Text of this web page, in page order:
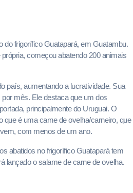
do frigorífico Guatapará, em Guatambu.
começou abatendo 200 animais
país, aumentando a lucratividade. Sua
mês. Ele destaca que um dos
principalmente do Uruguai. O
é uma carne de ovelha/carneiro, que
com menos de um ano.
abatidos no frigorífico Guatapará tem
lançado o salame de carne de ovelha.